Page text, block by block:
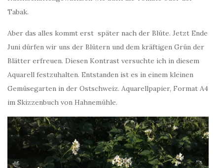
Tabak.
Aber das alles kommt erst später nach der Blüte. Jetzt Ende
Juni dürfen wir uns der Blütern und dem kräftigen Grün der
Blätter erfreuen. Diesen Kontrast versuchte ich in diesem
Aquarell festzuhalten. Entstanden ist es in einem kleinen
Gemüsegarten in der Ostschweiz. Aquarellpapier, Format A4
im Skizzenbuch von Hahnemühle.